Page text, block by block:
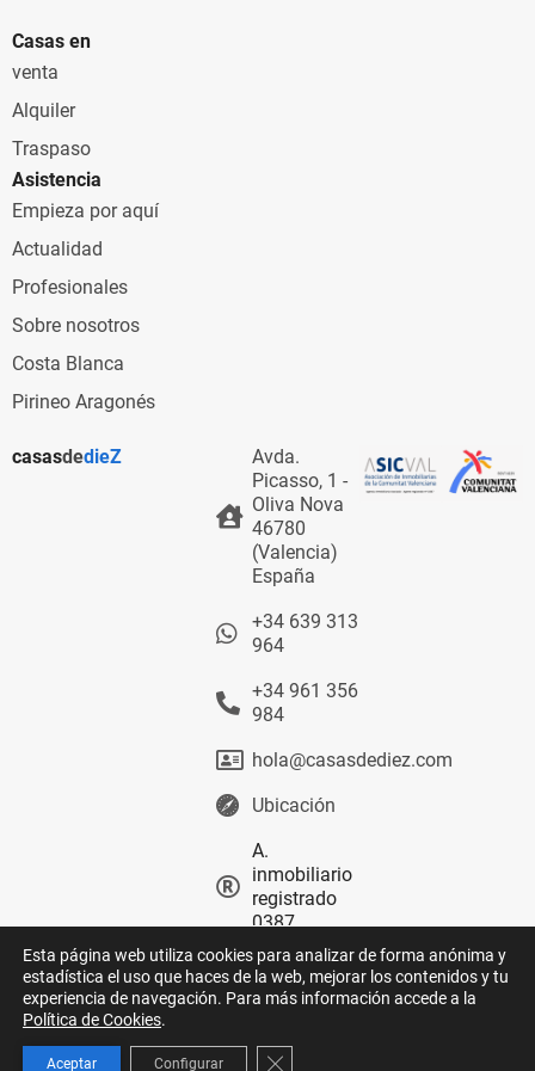
Casas en
venta
Alquiler
Traspaso
Asistencia
Empieza por aquí
Actualidad
Profesionales
Sobre nosotros
Costa Blanca
Pirineo Aragonés
casasdedieZ
Avda.
Picasso, 1 -
Oliva Nova
46780
(Valencia)
España
+34 639 313
964
+34 961 356
984
hola@casasdediez.com
Ubicación
A.
inmobiliario
registrado
0387
© 2026Aviso legalPrivacidad
CookiesC. DeontológicoCanal ético
Esta página web utiliza cookies para analizar de forma anónima y
estadística el uso que haces de la web, mejorar los contenidos y tu
experiencia de navegación. Para más información accede a la
Política de Cookies.
Aceptar Configurar Cerrar el banner de cookies RGPD